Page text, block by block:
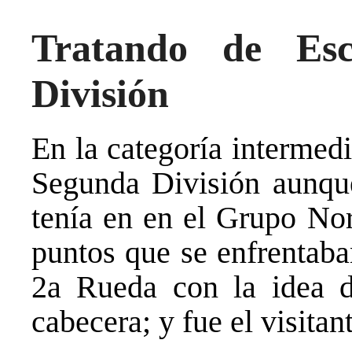
Tratando de
División
En la categoría
Segunda División
tenía en en el Grupo
puntos que se
2a Rueda con la idea
cabecera; y fue el